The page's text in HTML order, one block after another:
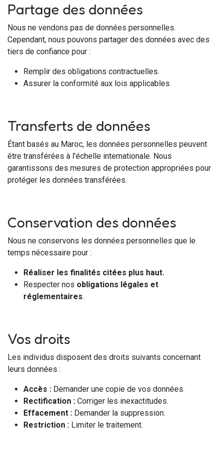
Partage des données
Nous ne vendons pas de données personnelles.
Cependant, nous pouvons partager des données avec des
tiers de confiance pour :
Remplir des obligations contractuelles.
Assurer la conformité aux lois applicables
Transferts de données
Étant basés au Maroc, les données personnelles peuvent
être transférées à l'échelle internationale. Nous
garantissons des mesures de protection appropriées pour
protéger les données transférées.
Conservation des données
Nous ne conservons les données personnelles que le
temps nécessaire pour :
Réaliser les finalités citées plus haut.
Respecter nos obligations légales et
réglementaires.
Vos droits
Les individus disposent des droits suivants concernant
leurs données :
Accès : Demander une copie de vos données.
Rectification : Corriger les inexactitudes.
Effacement : Demander la suppression.
Restriction : Limiter le traitement.